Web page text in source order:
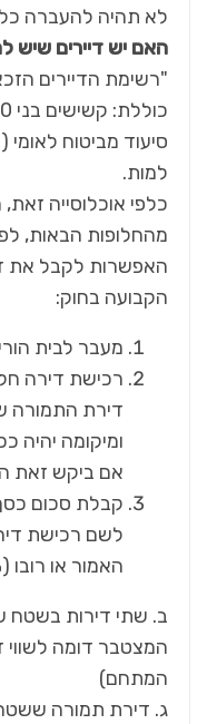
לא תהיה להעברה
האם יש דיירים שיש
"רשימת הדיירים
למות.
כלפי אוכלוסייה
מהחלופות הבאות,
האפשרות לקבל את
הקבועה בחוק:
מעבר לבית
רכישת דירה
דירת התמורה
ומיקומה יהיה
אם ביקש זאת
קבלת סכום
לשם רכישת
האמור או רובו (75% לפחות)
ב. שתי דירות בשטח
המצטבר דומה
המתחם)
ג. דירת תמורה